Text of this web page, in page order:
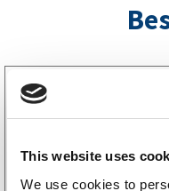
This website uses
We use cookies to
3160052
LGF skilt